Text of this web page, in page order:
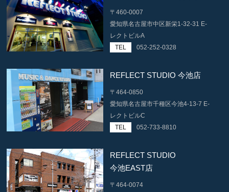
〒460-0007
愛知県名古屋市中区新栄1-32-31 E-
レクトビルA
TEL
052-252-0328
REFLECT STUDIO 今池店
〒464-0850
愛知県名古屋市千種区今池4-13-7 E-
レクトビルC
TEL
052-733-8810
REFLECT STUDIO
今池EAST店
〒464-0074